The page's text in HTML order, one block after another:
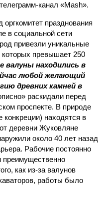
канал «Mash».
празднования
в социальной сети
привезли уникальные
которых превышает 250
валуны находились в
любой желающий
древних камней в
раскидали перед
проспекте. В природе
находятся в
деревни Жуковляне
около 40 лет назад
Рабочие постоянно
преимущественно
как из-за валунов
работы было